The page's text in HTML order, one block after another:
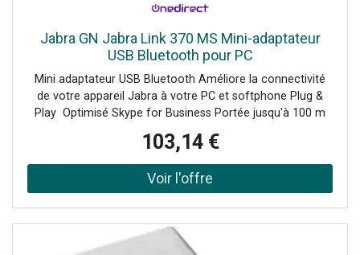
Jabra GN Jabra Link 370 MS Mini-adaptateur
USB Bluetooth pour PC
Mini adaptateur USB Bluetooth Améliore la connectivité
de votre appareil Jabra à votre PC et softphone Plug &
Play Optimisé Skype for Business Portée jusqu'à 100 m
75, le Speak et Speak 510 + et le Stealth
103,14 €